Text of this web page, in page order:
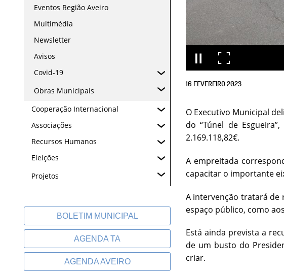
Eventos Região Aveiro
Multimédia
Newsletter
Avisos
Covid-19
Obras Municipais
Cooperação Internacional
Associações
Recursos Humanos
Eleições
Projetos
BOLETIM MUNICIPAL
AGENDA TA
AGENDA AVEIRO
16 FEVEREIRO2023
O Executivo Municipal
do “Túnel de
2.169.118,82€.
A empreitada
capacitar o importante
A intervenção tratará de
espaço público, como
Está ainda prevista a
de um busto do
criar.